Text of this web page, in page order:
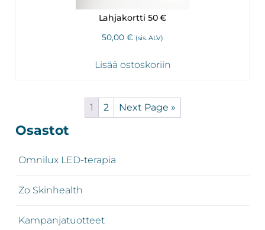
Lahjakortti 50 €
50,00 € (sis. ALV)
Lisää ostoskoriin
1 2 Next Page »
Ensisijainen
Osastot
Omnilux LED-terapia
Zo Skinhealth
Kampanjatuotteet